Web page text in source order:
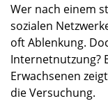
Wer nach einem
sozialen
oft Ablenkung.
Internetnutzung?
Erwachsenen
die Versuchung.